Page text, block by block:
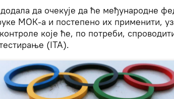
додала да очекује да ће међународне
МОК-а и постепено их применити,
које ће, по потреби,
(ITA).